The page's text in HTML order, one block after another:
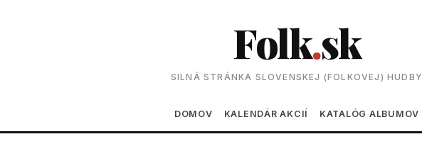
Folk.sk
SILNÁ STRÁNKA SLOVENSKEJ (FOLKOVEJ) HUDBY
Main navigation
DOMOV KALENDÁR AKCIÍ KATALÓG ALBUMOV